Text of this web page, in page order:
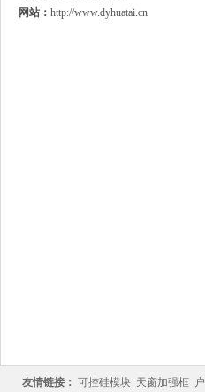
网站： http://www.dyhuatai.cn
友情链接： 可控硅模块 天窗加强框